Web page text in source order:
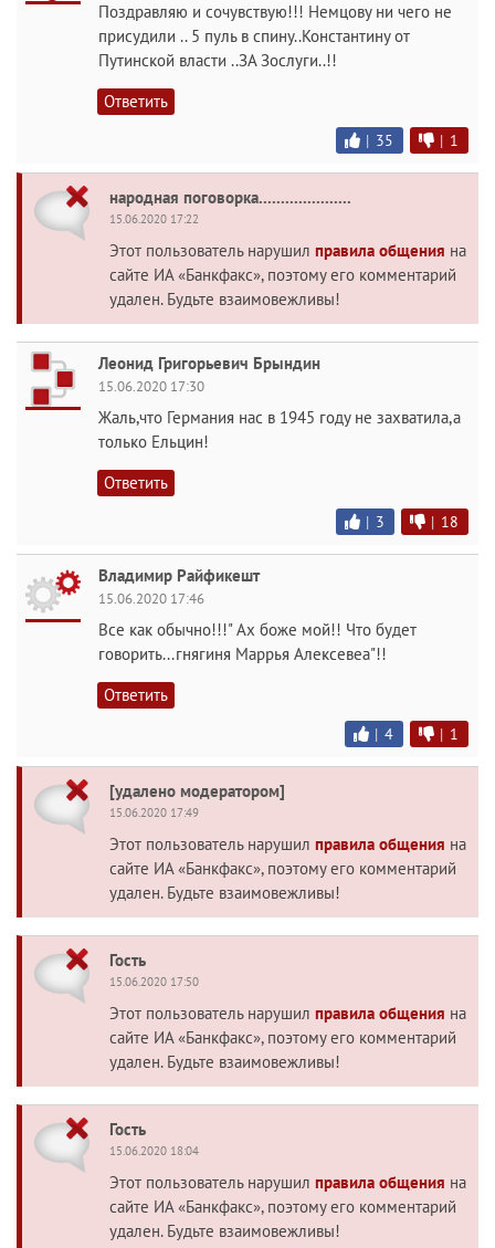
Поздравляю и сочувствую!!! Немцову ни чего не
присудили .. 5 пуль в спину..Константину от
Путинской власти ..ЗА Зослуги..!!
Ответить
| 35 | 1
народная поговорка.....................
15.06.2020 17:22
Этот пользователь нарушил правила общения на
сайте ИА «Банкфакс», поэтому его комментарий
удален. Будьте взаимовежливы!
Леонид Григорьевич Брындин
15.06.2020 17:30
Жаль,что Германия нас в 1945 году не захватила,а
только Ельцин!
Ответить
| 3 | 18
Владимир Райфикешт
15.06.2020 17:46
Все как обычно!!!" Ах боже мой!! Что будет
говорить...гнягиня Маррья Алексевеа"!!
Ответить
| 4 | 1
[удалено модератором]
15.06.2020 17:49
Этот пользователь нарушил правила общения на
сайте ИА «Банкфакс», поэтому его комментарий
удален. Будьте взаимовежливы!
Гость
15.06.2020 17:50
Этот пользователь нарушил правила общения на
сайте ИА «Банкфакс», поэтому его комментарий
удален. Будьте взаимовежливы!
Гость
15.06.2020 18:04
Этот пользователь нарушил правила общения на
сайте ИА «Банкфакс», поэтому его комментарий
удален. Будьте взаимовежливы!